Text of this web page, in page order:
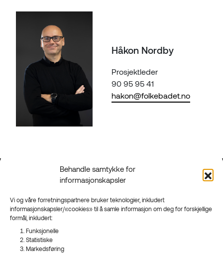
Behandle samtykke for
informasjonskapsler
Vi og våre forretningspartnere bruker teknologier, inkludert
informasjonskapsler/«cookies» til å samle informasjon om deg for forskjellige
formål, inkludert:
Funksjonelle
Statistiske
Markedsføring
Håkon Nordby
Prosjektleder
90 95 95 41
hakon@folkebadet.no
90 95 95 41
Send mail
Floodmyrvegen 23,
3946 Porsgrunn
Sandefjord
Ringveien 206,
3223 Sandefjord